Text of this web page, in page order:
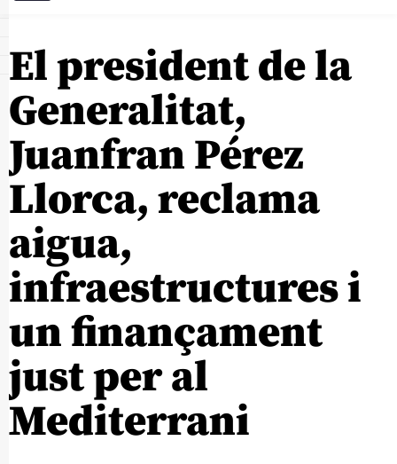
El president de la
Generalitat,
Juanfran Pérez
Llorca, reclama
aigua,
infraestructures i
un finançament
just per al
Mediterrani